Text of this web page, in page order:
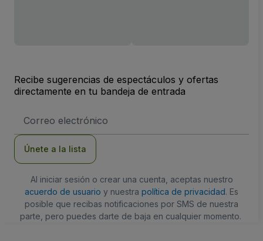
Recibe sugerencias de espectáculos y ofertas
directamente en tu bandeja de entrada
de
Únete a la lista
Al iniciar sesión o crear una cuenta, aceptas nuestro
acuerdo de usuario y nuestra política de privacidad. Es
posible que recibas notificaciones por SMS de nuestra
parte, pero puedes darte de baja en cualquier momento.